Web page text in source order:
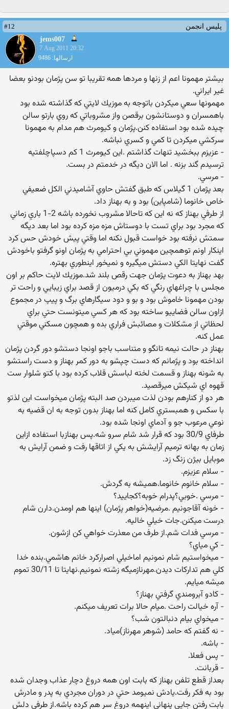
پلیس انجمن
#12
jems007
7 Aug 2011 20:32
ارسالها: 9486
بيشتر مهمونا اعم از زنها و مردها همه تقريبا تو سن پژمان بودنو بعضا
غير ايراني.
مهمونها سعي ميكردن باتوجه به موزيك لايتي كه گذاشته شده بود
باهمسران و دوستانشون برقصن واز مشروباتي كه روي بارتو سالن
چيده شده بود استفاده كنن.پژمان و كيومرث هم مدام به مهمونا
سركشي ميكردن تا كمي و كسري نباشه.
- عزيزم ببخشيد تنهات گذاشتم .اين كيومرث 1 كم دسپاچلفتيه
ترسيدم گند بزنه . اما الان ديگه در خدمتم در بست.
- مرسي.
بعد پژمان 1 گيلاس كه طبق گفتش حاوي آشاميدني الكل ضعيفي
خاص خانوما (شامپاين) بود و به بهناز داد.
از طرفي بهناز كه نه اين كه تاحالا مشروب نخورده باشه 2-1 باري زماني
كه مجرد بود براي تست با دوستاش مزه مزه كرده بود اما بعد ديگه
سمتش نرفته بود خواست قبول نكنه اما وقتي پيش خودش حس كرد
اينكار اونم توهمچين مهموني بي احترامي به پژمان اونو گرفتو باخودش
گفت نهايتا الكي دستش ميگيره و نميخور اينطوري بهتره.
بهد بهناز به دعوت پژمان جهت رقص بلند شد.موزيك لايت حاكم بر اون
مجلس با چراغهاي رنگي كه بكي درميون از قصد براي زيبايي و راحت تر
بودن مهمونا خاموش بود و بو و دود سيگارهاي برگ و پيپ در مجموع
ازاون سالن فضاييو ساخته بود كه هر كسي ميتونست حتي براي
لحظاتي از مشكلات و مصائبش فراري بده و همچون مسكني موقتي
عمل كنه.
بهناز در حالت نيمه تانگو و متناسب باجو اونجا دستشو دور گردن پژمان
انداخته بود و پژمانم كه دست چپشو به دور كمر بهناز و دست راستشو
به شونه بهناز و قسمت لخته لباسش قلاب كرده بود با كتو شلوار ست
قهوه اي شيكش ميرقصيد.
هر دو از كنارهم بودن لذت ميبردن صد البته پژمان ميخواست اين لذتو
با سكس و همبستري كامل كنه اما بهناز بدون توجه به ان قضيه به
نوعي مرعوب جو و آدماي اونجا شده بود.
طرفاي 30/9 بود كه قرار شد شام سرو شه.پس بهنازبا استفاده ازاين
زمان به بهانه ترميم آرايشش به يكي از اتاقها رفت و ضمن آرايش به
موبايل بيژن زنگ زد.
- سلام عزيزم.
- سلام خانوم خانوما.هميشه به گردش.
- مرسي .خوبي؟پدرام خوبه؟كجاييد؟
- خونه آقاجونيم .مرضيه(خواهر پژمان) اينها هم اومدن.دارن شام
درست ميكنن.جات خيلي خاليه.
- مرسي فدات شم.از طرف من معذرت خواهي كن ازشون.
- كي مياي؟
- ميخواستيم شام نمونيم اماخيلي اصراركرد خانم هاشمي.بنده خدا
كلي هم تداركات ديدن.مهرنازميگه زشته نمونيم.نهايتا تا 30/11 تموم
ميشه ميايم.
- كادو آبرومندي گرفتي بهناز؟
- آره خيالت راحت .ميام حالا برات تعريف ميكنم.
- ميخواي بيام دنبالتون شب؟
- نه گفتم كه حامد (شوهر مهرناز)مياد.
- باشه.
- پس فعلا.
- قربانت.
بعداز قطع تلفن بهناز كه بابت اون همه دروغ دچار عذاب وجدان شده
بود به فكر رفت.يادش نميومد حتي در دوران مجردي به پدر و مادرش
بابت رفتن جايي پنهاني اينهمه دروغ سر هم كرده باشه.از طرفي دلش